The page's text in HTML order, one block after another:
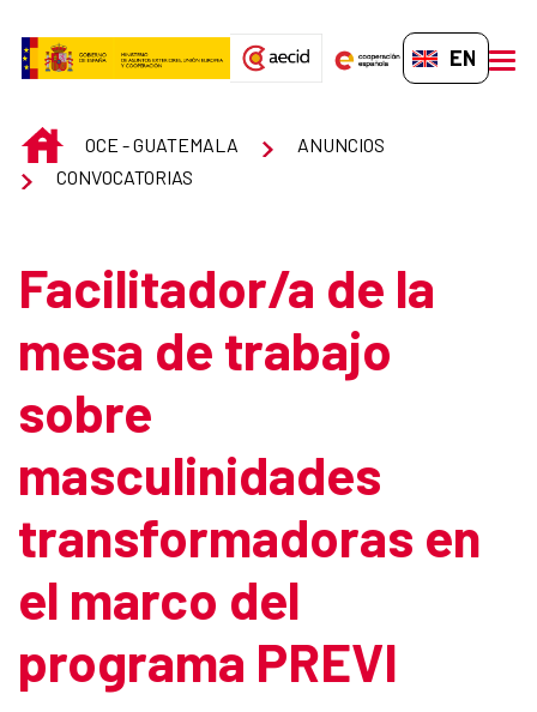
EN-GB
INICIOOCE - GUATEMALA
ANUNCIOS
CONVOCATORIAS
Facilitador/a de la
mesa de trabajo
sobre
masculinidades
transformadoras en
el marco del
programa PREVI